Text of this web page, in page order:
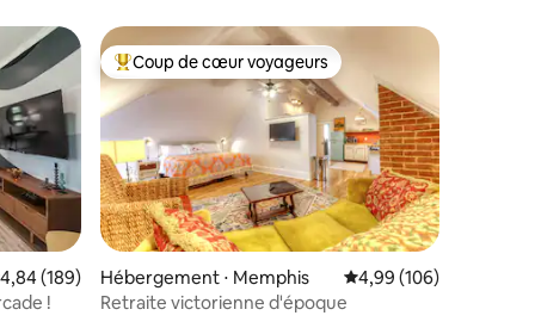
moyenne sur la base de 189 commentaires : 4,84 sur 5
4,84 (189)
!
Coups de cœur voyageurs les plus appréciés
Coup de cœur voyageurs
Hébergement ⋅ Memphis Évaluation moyenne
4,99 (106)
Retraite victorienne d'époque